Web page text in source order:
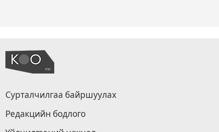
Сурталчилгаа байршуулах
Редакцийн бодлого